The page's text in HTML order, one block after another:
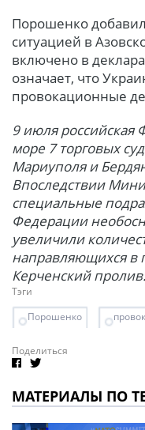
Порошенко
ситуацией в
включено в
означает, что
провокационные
9 июля российская
море 7 торговых
Мариуполя и
Впоследствии
специальные
Федерации
увеличили
направляющихся в
Керченский пролив.
Тэги
Порошенко
Поделиться
МАТЕРИАЛЫ ПО